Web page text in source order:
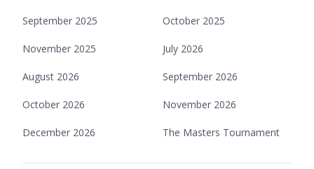
September 2025 October 2025
November 2025 July 2026
August 2026 September 2026
October 2026 November 2026
December 2026 The Masters Tournament